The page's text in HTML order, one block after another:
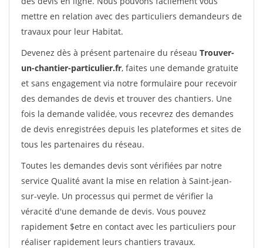
mettre en relation avec des particuliers demandeurs de
travaux pour leur Habitat.
Devenez dès à présent partenaire du réseau Trouver-
un-chantier-particulier.fr, faites une demande gratuite
et sans engagement via notre formulaire pour recevoir
des demandes de devis et trouver des chantiers. Une
fois la demande validée, vous recevrez des demandes
de devis enregistrées depuis les plateformes et sites de
tous les partenaires du réseau.
Toutes les demandes devis sont vérifiées par notre
service Qualité avant la mise en relation à Saint-jean-
sur-veyle. Un processus qui permet de vérifier la
véracité d'une demande de devis. Vous pouvez
rapidement $etre en contact avec les particuliers pour
réaliser rapidement leurs chantiers travaux.